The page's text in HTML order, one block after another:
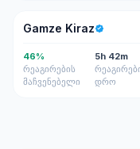
GK
Gamze Kiraz
46%
რეაგირების
მაჩვენებელი
5h 42m
დრო